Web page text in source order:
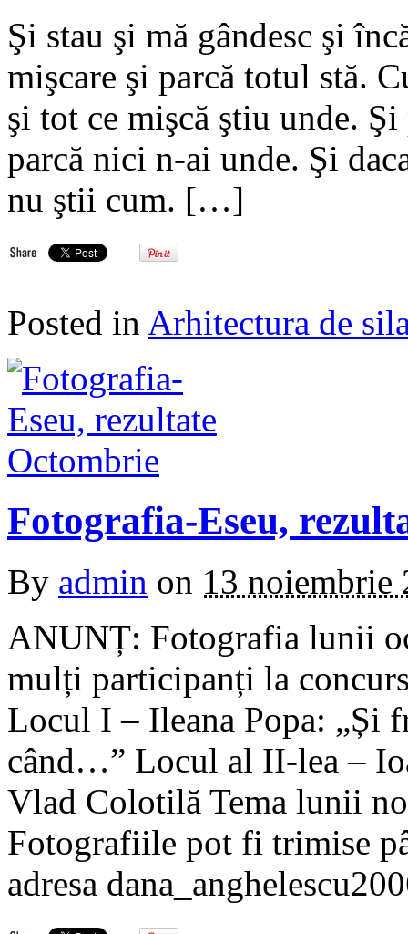
Şi stau şi mă gândesc şi
mişcare şi parcă totul stă.
şi tot ce mişcă ştiu unde.
parcă nici n-ai unde. Şi
nu ştii cum. […]
Posted in Arhitectura de
Fotografia-Eseu,
By admin on 13 noiembrie
ANUNȚ: Fotografia lunii
mulți participanți la
Locul I – Ileana Popa: „Și
când…” Locul al II-lea –
Vlad Colotilă Tema lunii
Fotografiile pot fi trimise
adresa